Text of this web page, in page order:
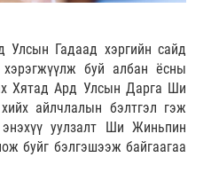
Улсын Гадаад хэргийн сайд
буй албан ёсны
Хятад Ард Улсын Дарга Ши
айлчлалын бэлтгэл гэж
уулзалт Ши Жиньпин
буйг бэлгэшээж байгаагаа